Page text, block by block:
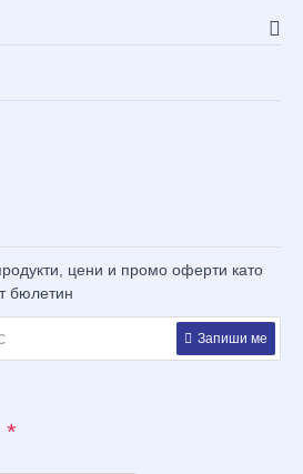
цени и промо оферти като
бюлетин
Запиши ме